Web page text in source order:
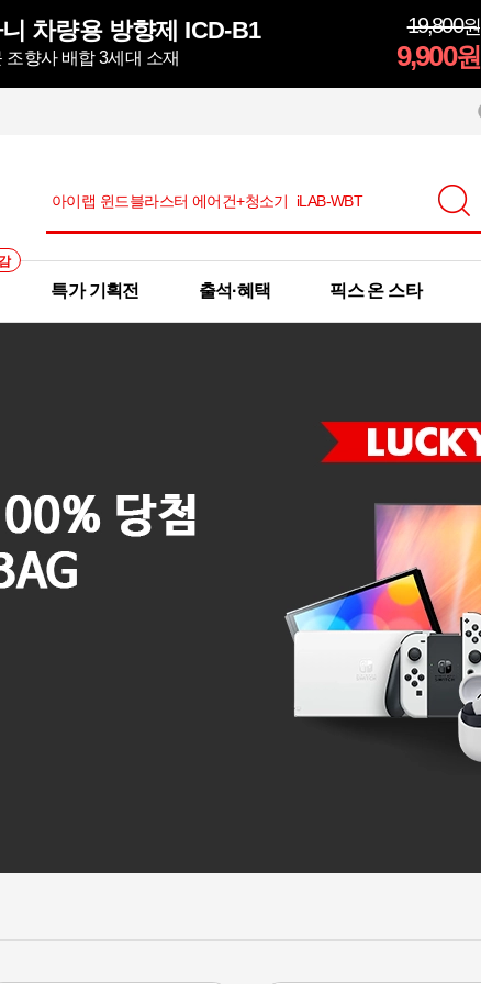
차량용 방향제 ICD-B1
향사 배합 3세대 소재
19,800원
9,900원
특가 기획전 출석·혜택 픽스 온 스타